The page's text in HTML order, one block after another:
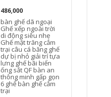
486,000
bàn ghế dã ngoại
Ghế xếp ngoài trời
di động siêu nhẹ
Ghế mặt trăng cắm
trại câu cá băng ghế
dự bị nhỏ giải trí tựa
lưng ghế bãi biển
ống sắt QF bàn an
thông minh gấp gọn
6 ghế bàn ghế cắm
trại